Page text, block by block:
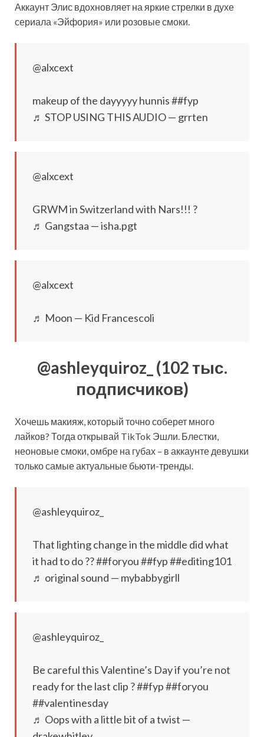
Аккаунт Элис вдохновляет на яркие стрелки в духе
сериала «Эйфория» или розовые смоки.
@alxcext
makeup of the dayyyyy hunnis ##fyp
♬ STOP USING THIS AUDIO — grrten
@alxcext
GRWM in Switzerland with Nars!!! ?
♬ Gangstaa — isha.pgt
@alxcext
♬ Moon — Kid Francescoli
@ashleyquiroz_ (102 тыс.
подписчиков)
Хочешь макияж, который точно соберет много
лайков? Тогда открывай TikTok Эшли. Блестки,
неоновые смоки, омбре на губах – в аккаунте девушки
только самые актуальные бьюти-тренды.
@ashleyquiroz_
That lighting change in the middle did what
it had to do ?? ##foryou ##fyp ##editing101
♬ original sound — mybabbygirll
@ashleyquiroz_
Be careful this Valentine’s Day if you’re not
ready for the last clip ? ##fyp ##foryou
##valentinesday
♬ Oops with a little bit of a twist —